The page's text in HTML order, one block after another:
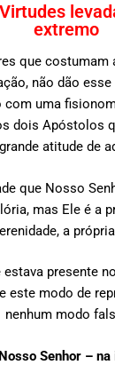
extremo
que costumam
não dão
com uma
dois Apóstolos
atitude de
Nosso
mas Ele é a
a
estava presente
este modo de
nenhum modo
Senhor –